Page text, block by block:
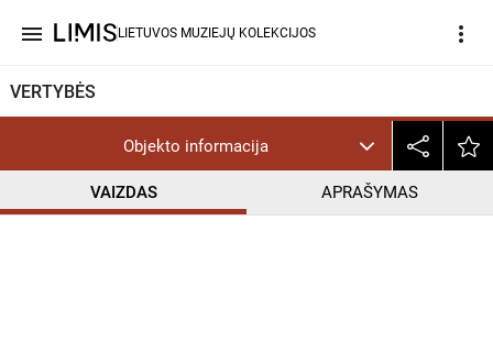
menu LIETUVOS MUZIEJŲ KOLEKCIJOS more_vert
VERTYBĖS
Objekto informacija
VAIZDAS APRAŠYMAS